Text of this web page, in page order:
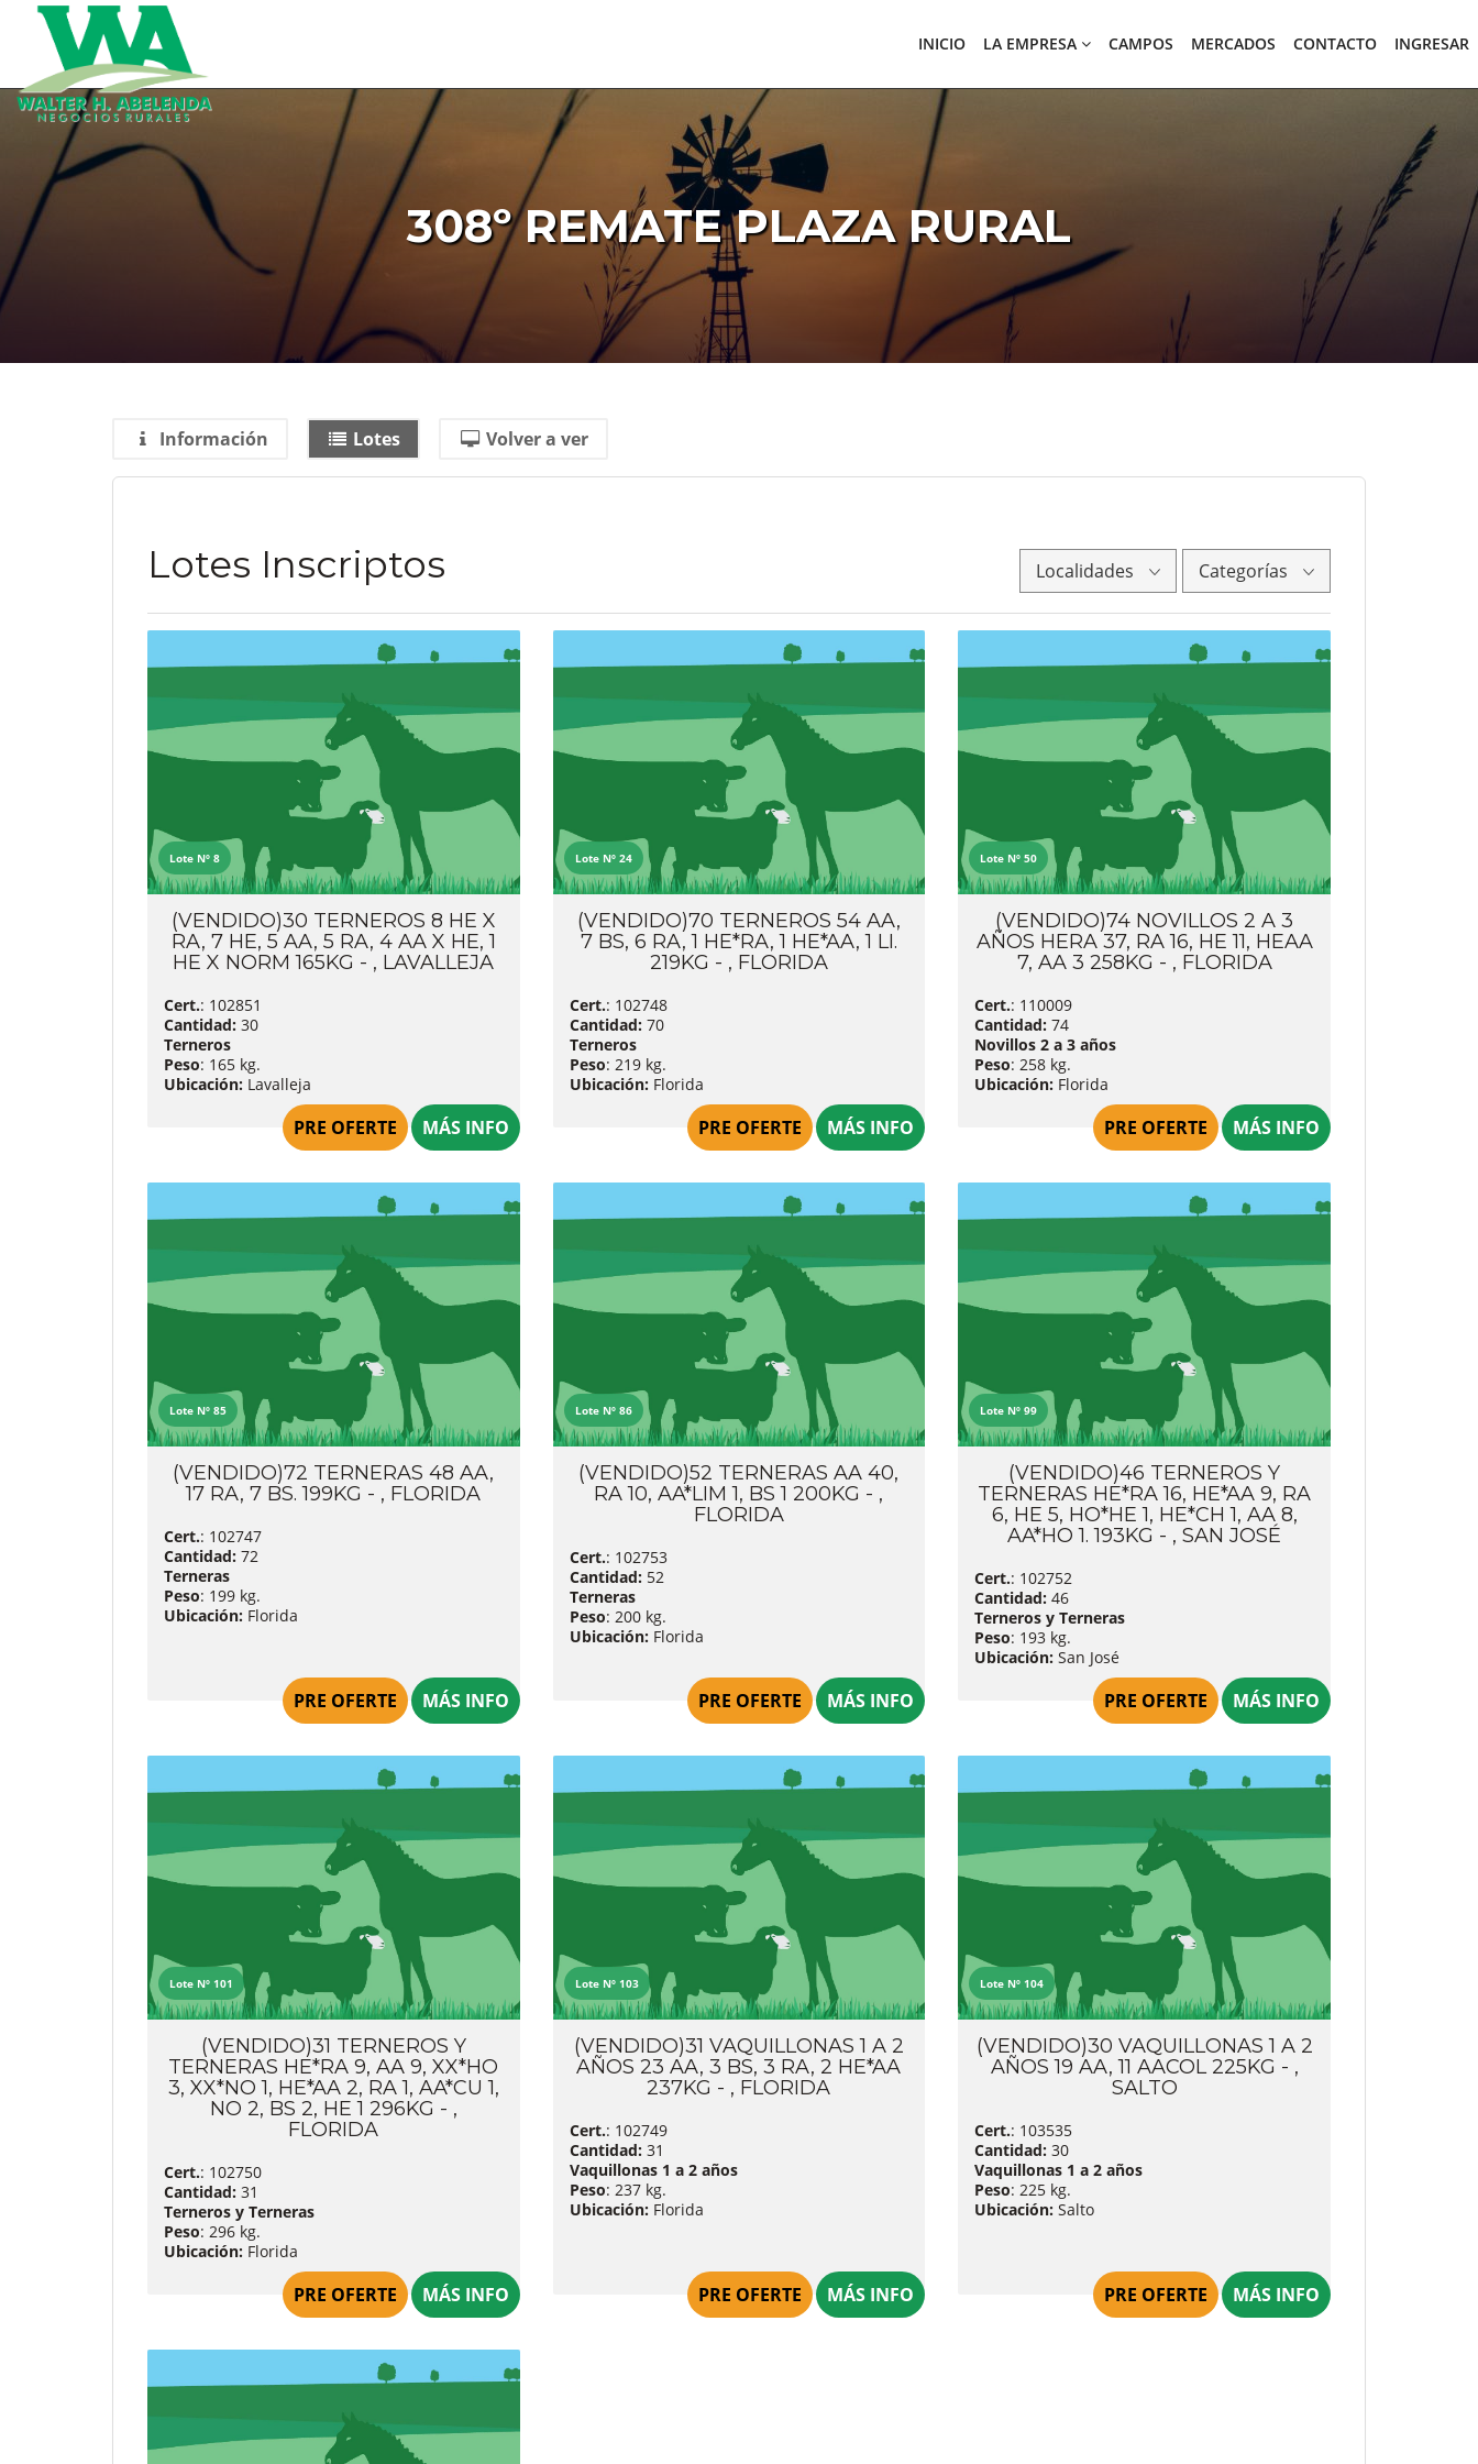
INICIO LA EMPRESA CAMPOS MERCADOS CONTACTO INGRESAR
308º REMATE PLAZA RURAL
Información Lotes
Lotes Inscriptos Localidades Categorías
Lote Nº 8
(VENDIDO)30 TERNEROS 8 HE X
RA, 7 HE, 5 AA, 5 RA, 4 AA X HE, 1
HE X NORM 165KG - , LAVALLEJA
Cert.: 102851
Cantidad: 30
Terneros
Peso: 165 kg.
Ubicación: Lavalleja
PRE OFERTE MÁS INFO
Lote Nº 24
(VENDIDO)70 TERNEROS 54 AA,
7 BS, 6 RA, 1 HE*RA, 1 HE*AA, 1 LI.
219KG - , FLORIDA
Cert.: 102748
Cantidad: 70
Terneros
Peso: 219 kg.
Ubicación: Florida
PRE OFERTE MÁS INFO
Lote Nº 50
(VENDIDO)74 NOVILLOS 2 A 3
AÑOS HERA 37, RA 16, HE 11, HEAA
7, AA 3 258KG - , FLORIDA
Cert.: 110009
Cantidad:74
Novillos 2 a 3 años
Peso: 258 kg.
Ubicación: Florida
PRE OFERTE MÁS INFO
Lote Nº 85
(VENDIDO)72 TERNERAS 48 AA,
17 RA, 7 BS. 199KG - , FLORIDA
Cert.: 102747
Cantidad: 72
Terneras
Peso: 199 kg.
Ubicación: Florida
PRE OFERTE MÁS INFO
Lote Nº 86
(VENDIDO)52 TERNERAS AA 40,
RA 10, AA*LIM 1, BS 1 200KG - ,
FLORIDA
Cert.: 102753
Cantidad: 52
Terneras
Peso: 200 kg.
Ubicación: Florida
PRE OFERTE MÁS INFO
Lote Nº 99
(VENDIDO)46 TERNEROS Y
TERNERAS HE*RA 16, HE*AA 9, RA
6, HE 5, HO*HE 1, HE*CH 1, AA 8,
AA*HO 1. 193KG - , SAN JOSÉ
Cert.: 102752
Cantidad:46
Terneros y Terneras
Peso: 193 kg.
Ubicación:San José
PRE OFERTE MÁS INFO
Lote Nº 101
(VENDIDO)31 TERNEROS Y
TERNERAS HE*RA 9, AA 9, XX*HO
3, XX*NO 1, HE*AA 2, RA 1, AA*CU 1,
NO 2, BS 2, HE 1 296KG - ,
FLORIDA
Cert.: 102750
Cantidad: 31
Terneros y Terneras
Peso: 296 kg.
Ubicación: Florida
PRE OFERTE MÁS INFO
Lote Nº 103
(VENDIDO)31 VAQUILLONAS 1 A 2
AÑOS 23 AA, 3 BS, 3 RA, 2 HE*AA
237KG - , FLORIDA
Cert.: 102749
Cantidad: 31
Vaquillonas 1 a 2 años
Peso: 237 kg.
Ubicación: Florida
PRE OFERTE MÁS INFO
Lote Nº 104
(VENDIDO)30 VAQUILLONAS 1 A 2
AÑOS 19 AA, 11 AACOL 225KG - ,
SALTO
Cert.: 103535
Cantidad:30
Vaquillonas 1 a 2 años
Peso: 225 kg.
Ubicación:Salto
PRE OFERTE MÁS INFO